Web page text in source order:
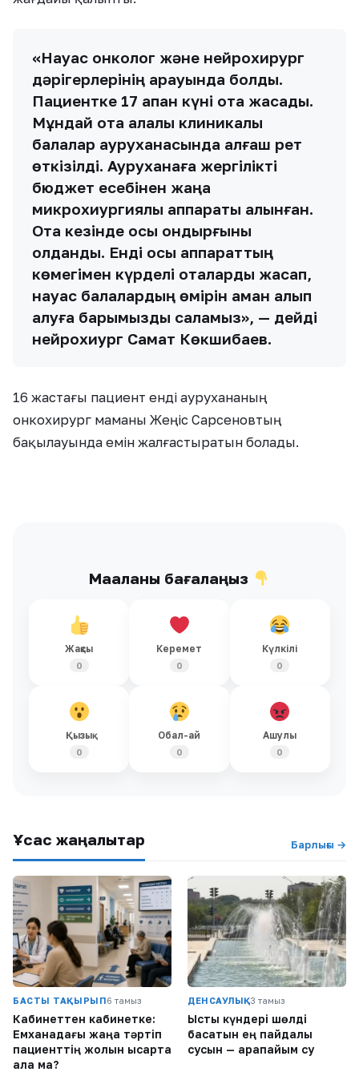
«Науқас онколог және нейрохирург
дәрігерлерінің қарауында болды.
Пациентке 17 ақпан күні ота жасадық.
Мұндай ота қалалық клиникалық
балалар ауруханасында алғаш рет
өткізілді. Ауруханаға жергілікті
бюджет есебінен жаңа
микрохиургиялық аппараты алынған.
Ота кезінде осы қондырғыны
қолдандық. Енді осы аппараттың
көмегімен күрделі оталарды жасап,
науқас балалардың өмірін аман алып
қалуға барымызды саламыз», — дейді
нейрохиург Самат Көкшибаев.
16 жастағы пациент енді аурухананың
онкохирург маманы Жеңіс Сарсеновтың
бақылауында емін жалғастыратын болады.
Мақаланы бағалаңыз
Жақсы
0
Керемет
0
Күлкілі
0
Қызық
0
Обал-ай
0
Ашулы
0
Ұқсас жаңалықтар Барлығы →
БАСТЫ ТАҚЫРЫП6 тамыз
Кабинеттен кабинетке:
Емханадағы жаңа тәртіп
пациенттің жолын қысқарта
ала ма?
ДЕНСАУЛЫҚ3 тамыз
Ыстық күндері шөлді
басатын ең пайдалы
сусын — қарапайым су